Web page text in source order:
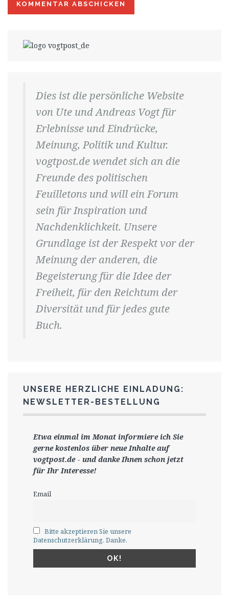
Dies ist die persönliche Website
von Ute und Andreas Vogt für
Erlebnisse und Eindrücke,
Meinung, Politik und Kultur.
vogtpost.de wendet sich an die
Freunde des politischen
Feuilletons und will ein Forum
sein für Inspiration und
Nachdenklichkeit. Unsere
Grundlage ist der Respekt vor der
Meinung der anderen, die
Begeisterung für die Idee der
Freiheit, für den Reichtum der
Diversität und für jedes gute
Buch.
UNSERE HERZLICHE EINLADUNG:
NEWSLETTER-BESTELLUNG
Etwa einmal im Monat informiere ich Sie
gernekostenlos über neue Inhalte auf
vogtpost.de- und danke Ihnen schon jetzt
für Ihr Interesse!
Email
Bitte akzeptieren Sie unsere
Datenschutzerklärung. Danke.